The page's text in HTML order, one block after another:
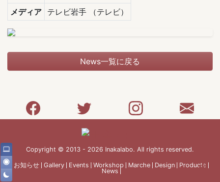
メディア
テレビ岩手 （テレビ）
News一覧に戻る
Copyright © 2013 - 2026 Inakalabo. All rights reserved.
お知らせ Gallery Events Workshop Marche Design
Products
News